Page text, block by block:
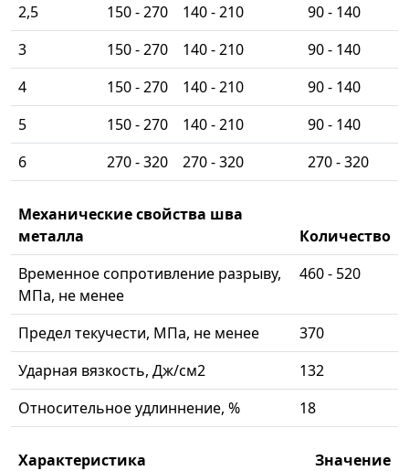
2,5
150 - 270 140 - 210
90 - 140
3
150 - 270 140 - 210
90 - 140
4
150 - 270 140 - 210
90 - 140
5
150 - 270 140 - 210
90 - 140
6
270 - 320 270 - 320 270 - 320
Механические свойства шва
металла
Количество
Временное сопротивление разрыву,
МПа, не менее
460 - 520
Предел текучести, МПа, не менее
370
Ударная вязкость, Дж/см2
132
Относительное удлиннение, %
18
Характеристика
Значение